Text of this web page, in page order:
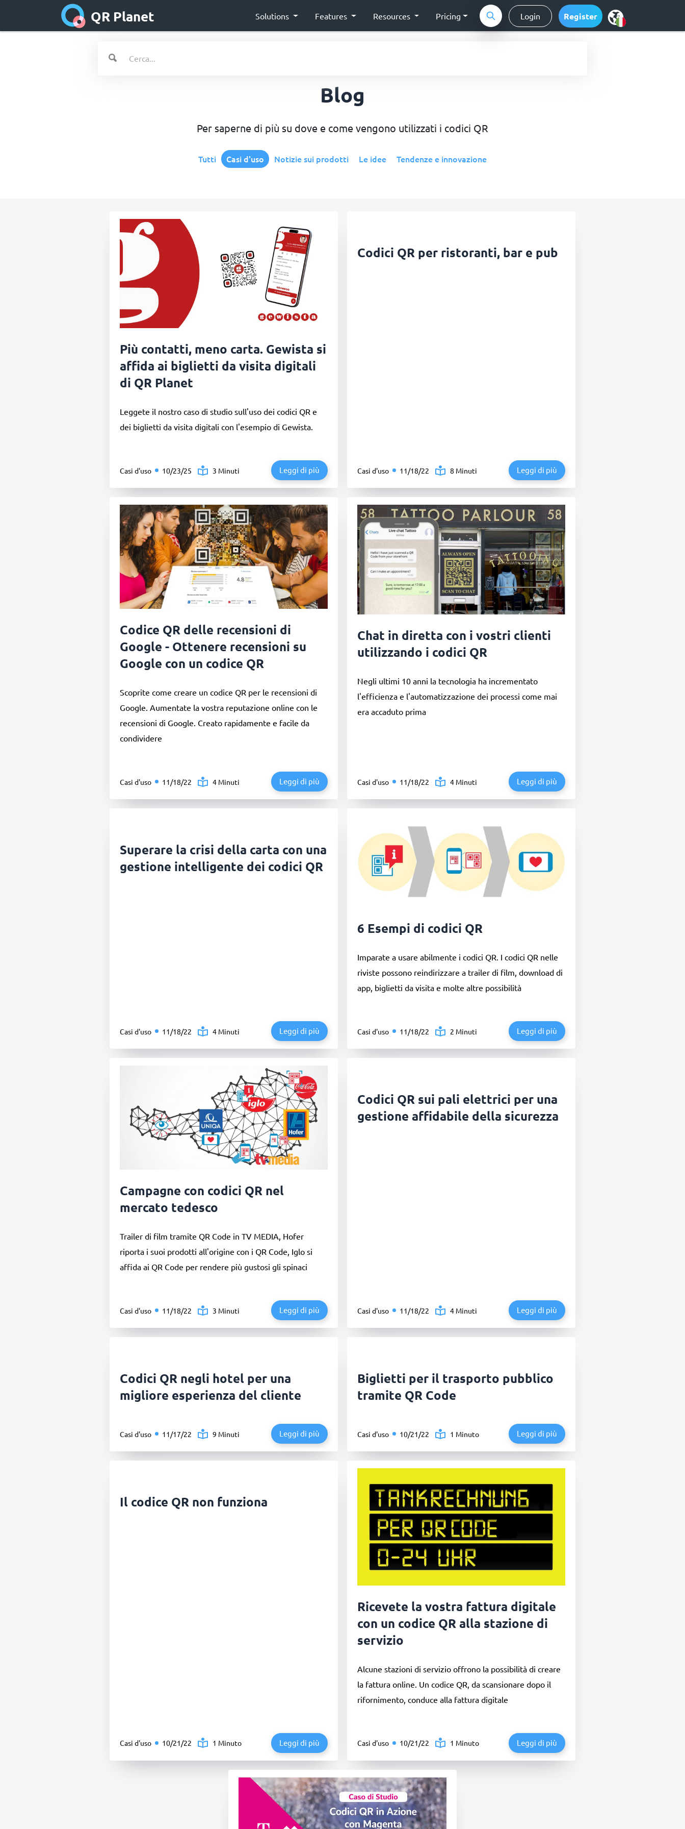
QR Planet Solutions Features Resources Pricing Login Register
Blog
Per saperne di più su dove e come vengono utilizzati i codici QR
Tutti Casi d'uso Notizie sui prodotti Le idee Tendenze e innovazione
Più contatti, meno carta. Gewista si
affida ai biglietti da visita digitali
di QR Planet
Leggete il nostro caso di studio sull'uso dei codici QR e
dei biglietti da visita digitali con l'esempio di Gewista.
Casi d'uso 10/23/25 3 Minuti Leggi di più
Codici QR per ristoranti, bar e pub
Casi d'uso 11/18/22 8 Minuti Leggi di più
Codice QR delle recensioni di
Google - Ottenere recensioni su
Google con un codice QR
Scoprite come creare un codice QR per le recensioni di
Google. Aumentate la vostra reputazione online con le
recensioni di Google. Creato rapidamente e facile da
condividere
Casi d'uso 11/18/22 4 Minuti Leggi di più
Chat in diretta con i vostri clienti
utilizzando i codici QR
Negli ultimi 10 anni la tecnologia ha incrementato
l'efficienza e l'automatizzazione dei processi come mai
era accaduto prima
Casi d'uso 11/18/22 4 Minuti Leggi di più
Superare la crisi della carta con una
gestione intelligente dei codici QR
Casi d'uso 11/18/22 4 Minuti Leggi di più
6 Esempi di codici QR
Imparate a usare abilmente i codici QR. I codici QR nelle
riviste possono reindirizzare a trailer di film, download di
app, biglietti da visita e molte altre possibilità
Casi d'uso 11/18/22 2 Minuti Leggi di più
Campagne con codici QR nel
mercato tedesco
Trailer di film tramite QR Code in TV MEDIA, Hofer
riporta i suoi prodotti all'origine con i QR Code, Iglo si
affida ai QR Code per rendere più gustosi gli spinaci
Casi d'uso 11/18/22 3 Minuti Leggi di più
Codici QR sui pali elettrici per una
gestione affidabile della sicurezza
Casi d'uso 11/18/22 4 Minuti Leggi di più
Codici QR negli hotel per una
migliore esperienza del cliente
Casi d'uso 11/17/22 9 Minuti Leggi di più
Biglietti per il trasporto pubblico
tramite QR Code
Casi d'uso 10/21/22 1 Minuto Leggi di più
Il codice QR non funziona
Casi d'uso 10/21/22 1 Minuto Leggi di più
Ricevete la vostra fattura digitale
con un codice QR alla stazione di
servizio
Alcune stazioni di servizio offrono la possibilità di creare
la fattura online. Un codice QR, da scansionare dopo il
rifornimento, conduce alla fattura digitale
Casi d'uso 10/21/22 1 Minuto Leggi di più